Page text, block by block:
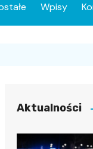
Wpisy
Aktualności